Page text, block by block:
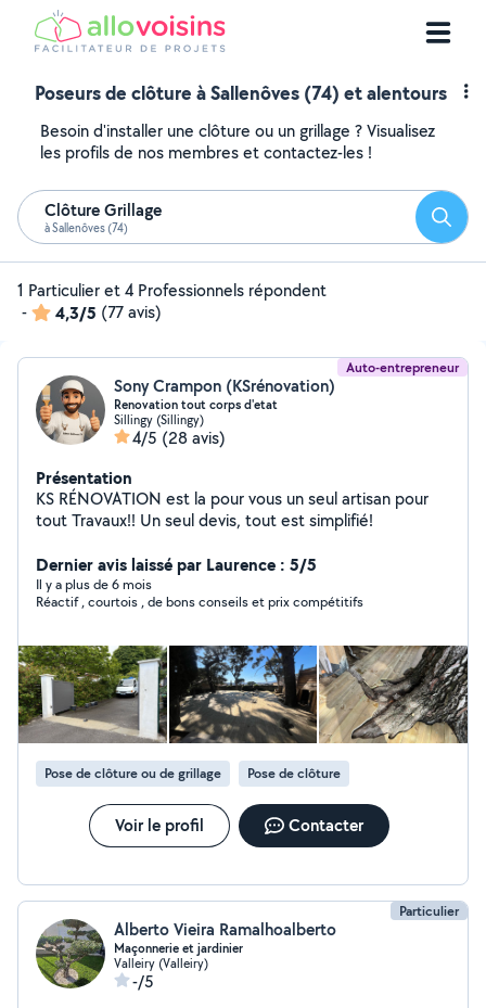
Poseurs de clôture à Sallenôves (74) et alentours
Besoin d'installer une clôture ou un grillage ? Visualisez
les profils de nos membres et contactez-les !
Clôture Grillage
à Sallenôves (74)
1 Particulier et 4 Professionnels répondent
-
4,3/5 (77 avis)
Auto-entrepreneur
Sony Crampon (KSrénovation)
Renovation tout corps d'etat
Sillingy (Sillingy)
4/5 (28 avis)
Présentation
KS RÉNOVATION est la pour vous un seul artisan pour
tout Travaux!! Un seul devis, tout est simplifié!
Dernier avis laissé par Laurence : 5/5
Il y a plus de 6 mois
Réactif , courtois , de bons conseils et prix compétitifs
Pose de clôture ou de grillage Pose de clôture
Voir le profil Contacter
Particulier
Alberto Vieira Ramalhoalberto
Maçonnerie et jardinier
Valleiry (Valleiry)
-/5